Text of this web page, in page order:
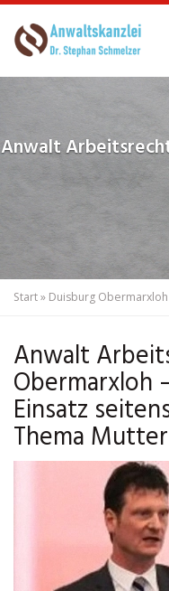
to
Anwalt
Start» Duisburg Obermarxloh
Anwalt
Obermarxloh
Einsatz
Thema